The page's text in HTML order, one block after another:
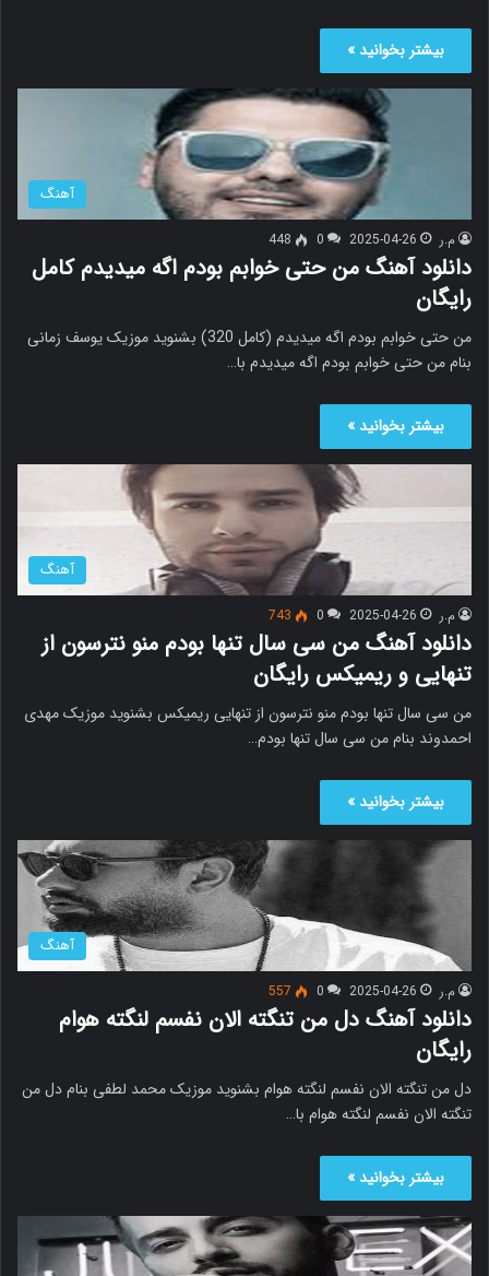
بیشتر بخوانید »
آهنگ
م.ر 2025-04-26
0
448
دانلود آهنگ من حتی خوابم بودم اگه میدیدم کامل
رایگان
من حتی خوابم بودم اگه میدیدم (کامل 320) بشنوید موزیک یوسف زمانی
بنام من حتی خوابم بودم اگه میدیدم با…
بیشتر بخوانید »
آهنگ
م.ر 2025-04-26
0
743
دانلود آهنگ من سی سال تنها بودم منو نترسون از
تنهایی و ریمیکس رایگان
من سی سال تنها بودم منو نترسون از تنهایی ریمیکس بشنوید موزیک مهدی
احمدوند بنام من سی سال تنها بودم…
بیشتر بخوانید »
آهنگ
م.ر 2025-04-26
0
557
دانلود آهنگ دل من تنگته الان نفسم لنگته هوام
رایگان
دل من تنگته الان نفسم لنگته هوام بشنوید موزیک محمد لطفی بنام دل من
تنگته الان نفسم لنگته هوام با…
بیشتر بخوانید »